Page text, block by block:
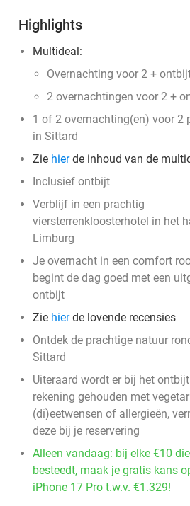
Highlights
Multideal:
Overnachting voor 2 +
2 overnachtingen voor 2 +
1 of 2 overnachting(en) voor 2
in Sittard
Zie hierde inhoud van de
Inclusief ontbijt
Verblijf in een prachtig
viersterrenkloosterhotel in het
Limburg
Je overnacht in een comfort
begint de dag goed met een
ontbijt
Zie hierde lovende recensies
Ontdek de prachtige natuur
Sittard
Uiteraard wordt er bij het
rekening gehouden met
(di)eetwensen of allergieën,
deze bij je reservering
Alleen vandaag: bij elke €10
besteedt, maak je gratis kans
iPhone 17 Pro t.w.v. €1.329!